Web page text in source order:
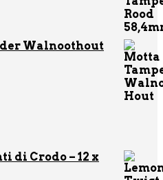
Walnoothout
di Crodo – 12 x